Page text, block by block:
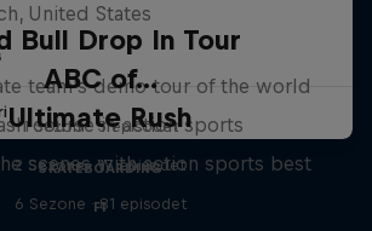
United States
Bull Drop In Tour
team's demo tour of the world
1 Sezoni · 3 episodet
SKATEBOARDING
ABC of...
course in action sports
2 Sezone · 17 episodet
F1
Ultimate Rush
scenes with action sports best
6 Sezone · 81 episodet